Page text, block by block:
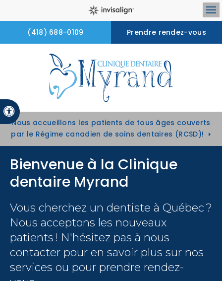
Version accessible
(418) 688-0109 Prendre rendez-vous
Nous accueillons les patients de tous âges couverts
par le Régime canadien de soins dentaires (RCSD)!
Bienvenue à la Clinique
dentaire Myrand
Vous cherchez un dentiste à Québec ?
Nous acceptons les nouveaux
patients ! N'hésitez pas à nous
contacter pour en savoir plus sur nos
services ou pour prendre rendez-